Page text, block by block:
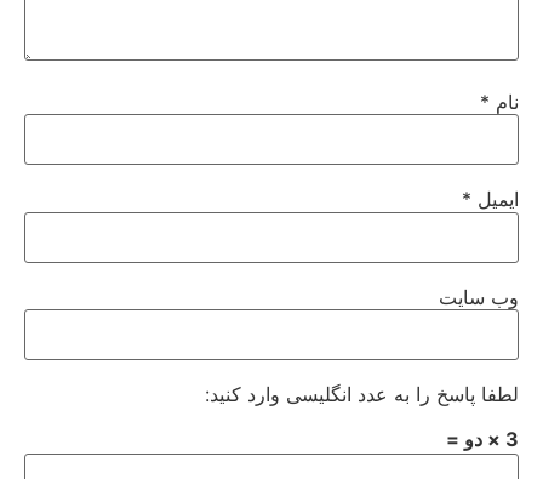
نام *
ایمیل *
وب‌ سایت
لطفا پاسخ را به عدد انگلیسی وارد کنید:
3 × دو =